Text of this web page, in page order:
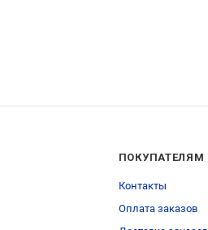
ПОКУПАТЕЛЯМ
Контакты
Оплата заказов